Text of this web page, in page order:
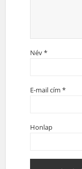
Név*
E-mail cím *
Honlap